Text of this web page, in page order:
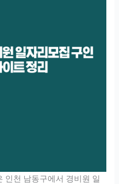
인천 남동구에서 경비원 일